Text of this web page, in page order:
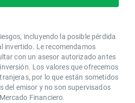
incluyendo la posible pérdida
invertido. Le recomendamos
con un asesor autorizado antes
Los valores que ofrecemos
por lo que están sometidos
del emisor y no son supervisados
Financiero.